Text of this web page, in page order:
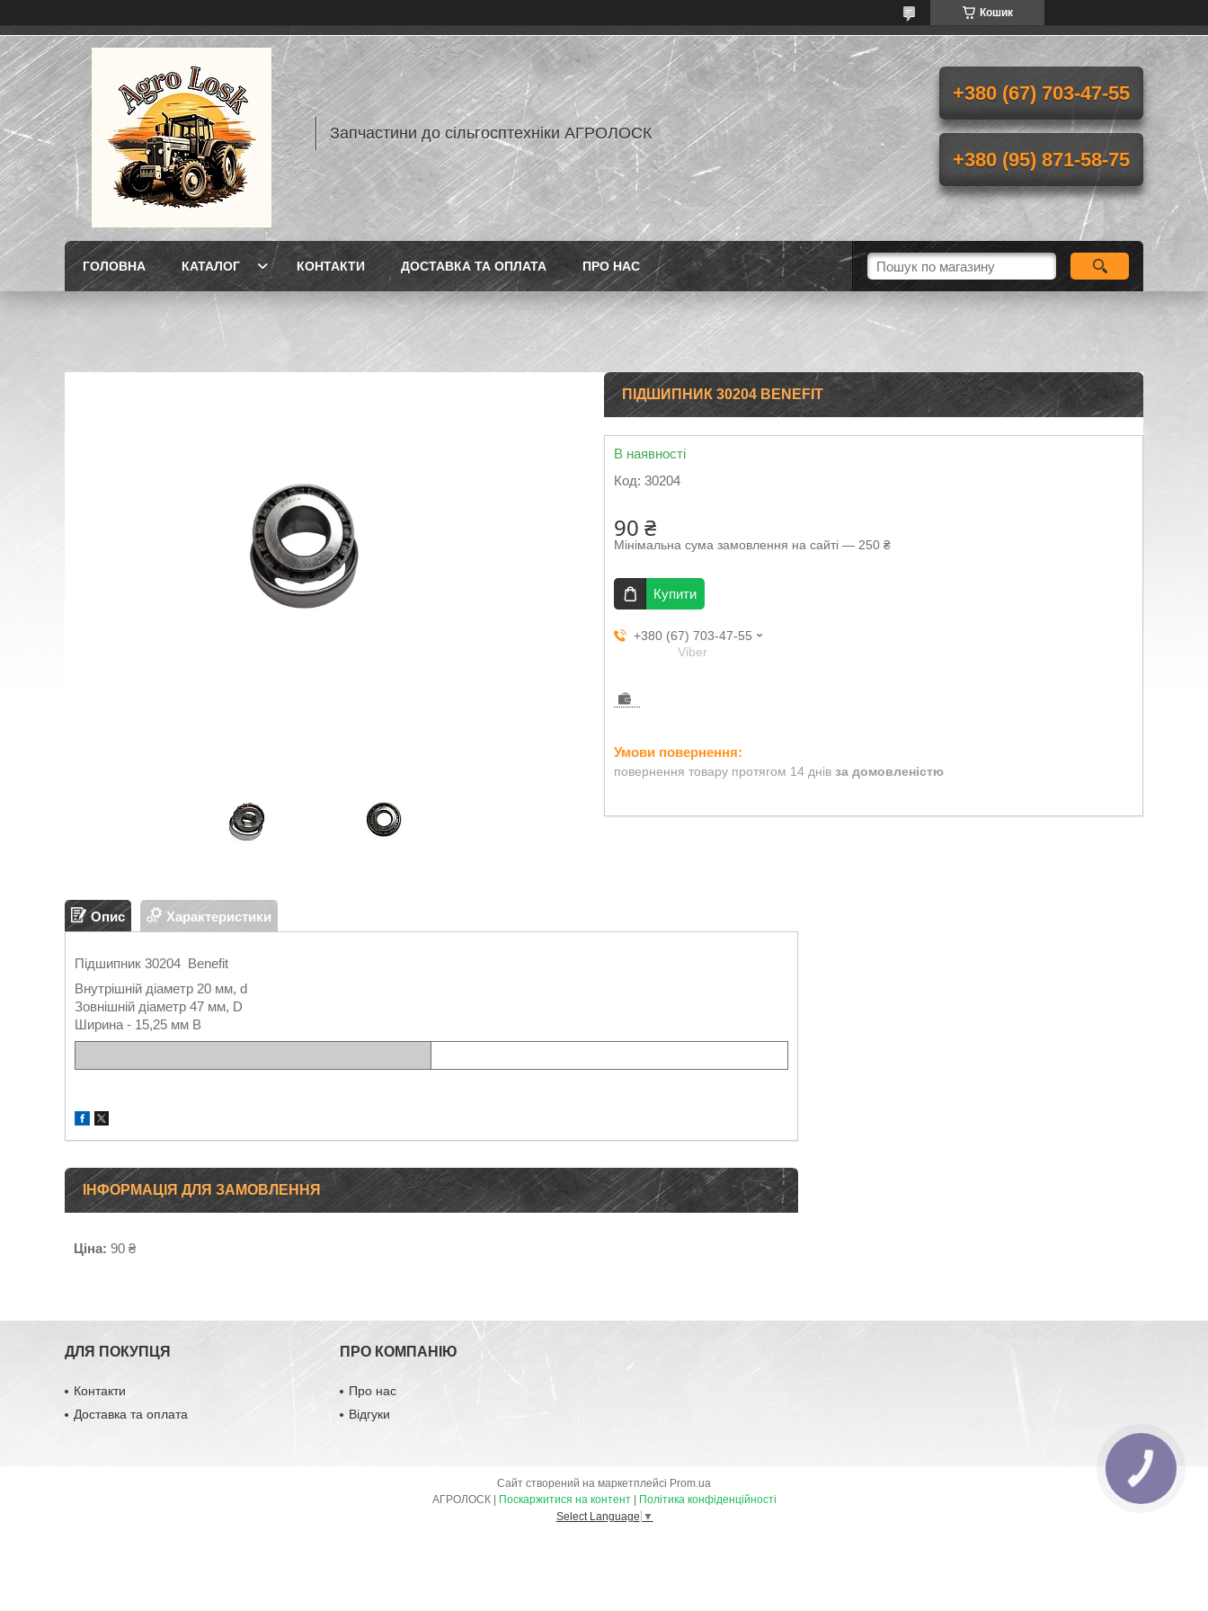
Кошик
Запчастини до сільгосптехніки АГРОЛОСК
+380 (67) 703-47-55
+380 (95) 871-58-75
ГОЛОВНА КАТАЛОГ КОНТАКТИ ДОСТАВКА ТА ОПЛАТА ПРО НАС
ПІДШИПНИК 30204 BENEFIT
В наявності
Код: 30204
90 ₴
Мінімальна сума замовлення на сайті — 250 ₴
Купити
+380 (67) 703-47-55
Viber
повернення товару протягом 14 днів за домовленістю
Опис Характеристики
Підшипник 30204 Benefit
Внутрішній діаметр 20 мм, d
Зовнішній діаметр 47 мм, D
Ширина - 15,25 мм B
ІНФОРМАЦІЯ ДЛЯ ЗАМОВЛЕННЯ
Ціна: 90 ₴
ДЛЯ ПОКУПЦЯ
Контакти
Доставка та оплата
ПРО КОМПАНІЮ
Про нас
Відгуки
Сайт створений на маркетплейсі Prom.ua
Поскаржитися на контент
Політика конфіденційності
Select Language ▼